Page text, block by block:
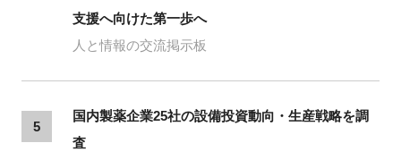
支援へ向けた第一歩へ
人と情報の交流掲示板
5
国内製薬企業25社の設備投資動向・生産戦略を調
査